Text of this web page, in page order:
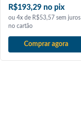
R$193,29 no pix
ou 4x de R$53,57 sem juros
no cartão
Comprar agora